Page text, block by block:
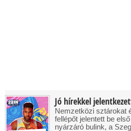
Jó hírekkel
Nemzetközi sztárokat
fellépőt jelentett be
nyárzáró bulink, a